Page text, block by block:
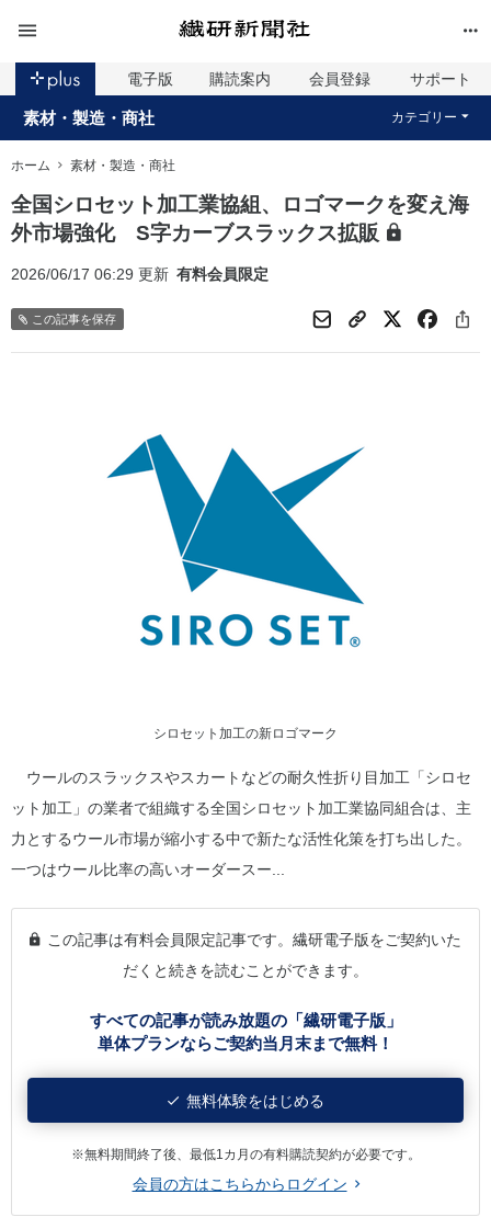
電子版 購読案内 会員登録 サポート
素材・製造・商社 カテゴリー
ホーム 素材・製造・商社
全国シロセット加工業協組、ロゴマークを変え海
外市場強化 S字カーブスラックス拡販
2026/06/17 06:29 更新 有料会員限定
この記事を保存
シロセット加工の新ロゴマーク
ウールのスラックスやスカートなどの耐久性折り目加工「シロセ
ット加工」の業者で組織する全国シロセット加工業協同組合は、主
力とするウール市場が縮小する中で新たな活性化策を打ち出した。
一つはウール比率の高いオーダースー...
この記事は有料会員限定記事です。繊研電子版をご契約いた
だくと続きを読むことができます。
すべての記事が読み放題の「繊研電子版」
単体プランならご契約当月末まで無料！
無料体験をはじめる
※無料期間終了後、最低1カ月の有料購読契約が必要です。
会員の方はこちらからログイン